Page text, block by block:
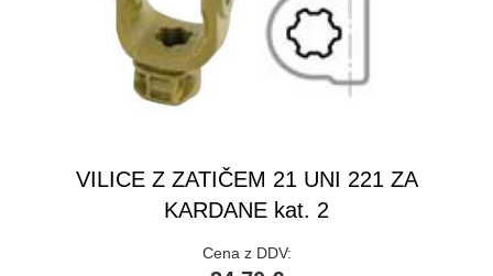
VILICE Z ZATIČEM 21 UNI 221 ZA
KARDANE kat. 2
Cena z DDV: